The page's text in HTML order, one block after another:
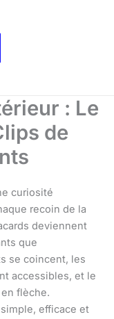
: Le
de
curiosité
recoin de la
deviennent
que
se coincent, les
accessibles, et le
flèche.
efficace et